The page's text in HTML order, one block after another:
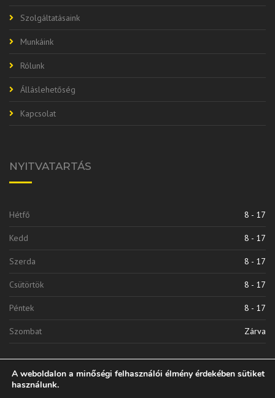
Szolgáltatásaink
Munkáink
Rólunk
Álláslehetőség
Kapcsolat
NYITVATARTÁS
Hétfő 8 - 17
Kedd 8 - 17
Szerda 8 - 17
Csütörtök 8 - 17
Péntek 8 - 17
Szombat Zárva
A weboldalon a minőségi felhasználói élmény érdekében sütiket
használunk.